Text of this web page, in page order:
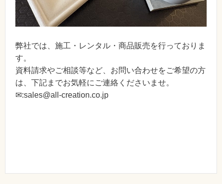
弊社では、施工・レンタル・商品販売を行っておりま
す。
資料請求やご相談等など、お問い合わせをご希望の方
は、下記までお気軽にご連絡くださいませ。
✉:sales@all-creation.co.jp